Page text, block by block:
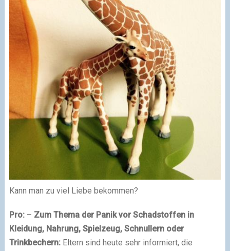
Kann man zu viel Liebe bekommen?
Pro:– Zum Thema der Panik vor Schadstoffen in
Kleidung, Nahrung, Spielzeug, Schnullern oder
Trinkbechern:Eltern sind heute sehr informiert, die